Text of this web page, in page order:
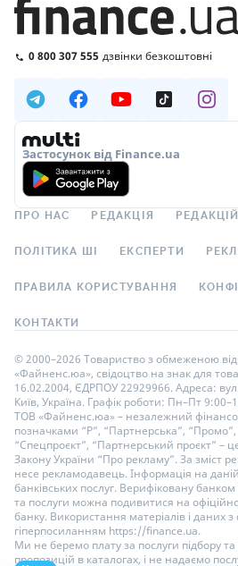
0 800 307 555 дзвінки безкоштовні
Застосунок від Finance.ua
ПРО НАС РЕДАКЦІЯ
ПОЛІТИКА ШІ ЕКСПЕРТИ
ПРАВИЛА КОРИСТУВАННЯ
КОНТАКТИ
© 2000–2026 Товариство з обмеженою
«Файненс.юа», свідоцтво на знак для
16.02.2004, ЄДРПОУ 22929966. Адреса:
Київ, Україна. Графік роботи: Пн–Пт
ТОВ «Файненс.юа» – незалежний
позначками “Р”, “Партнерська”, “Промо”,
“Спецпроєкт”, “Партнерський проєкт” –
Закону України “Про рекламу”. За зміст
несе рекламодавець. Інформація на
банківських послуг. Верифіковану
та послуги можна подивитися на
банку. Використання матеріалів і даних
гіперпосиланням https://finance.ua.
Ми не беремо плату за послуги підбору
пропозицій в каталогах, і не надаємо